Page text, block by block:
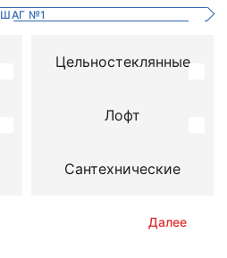
ШАГ №1
Цельностеклянные
Лофт
Сантехнические
Далее